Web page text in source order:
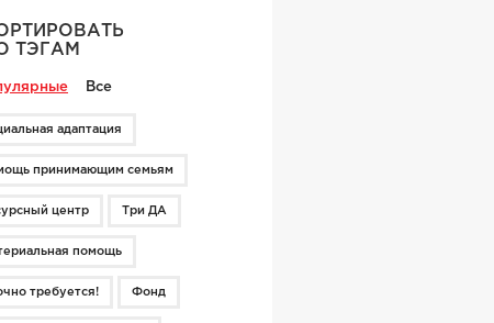
ТЭГАМ
Все
адаптация
принимающим семьям
центр Три ДА
помощь
требуется! Фонд